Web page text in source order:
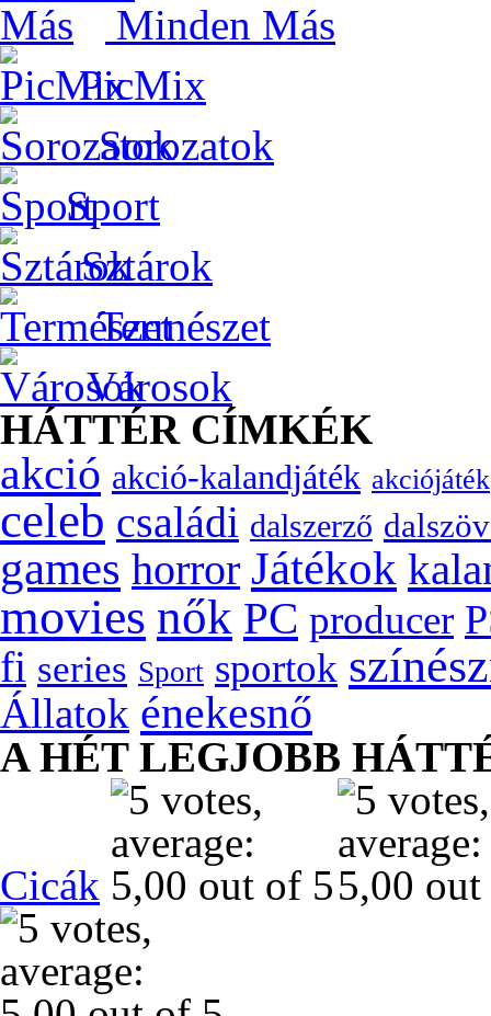
Minden Más
PicMix
Sorozatok
Sport
Sztárok
Természet
Városok
HÁTTÉR CÍMKÉK
akció akció-kalandjáték akciójáték
celeb családi dalszerző
games horror Játékok
movies nők PC producer
fi series Sport sportok
Állatok énekesnő
A HÉT LEGJOBB
Cicák